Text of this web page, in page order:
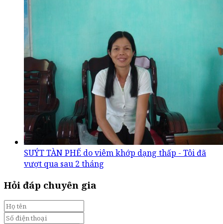
SUÝT TÀN PHẾ do viêm khớp dạng thấp - Tôi đã
vượt qua sau 2 tháng
Hỏi đáp chuyên gia